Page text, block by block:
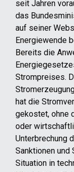
seit Jahren
das
auf seiner
Energiewende
Bereits die
Strompreises.
hat die
gekostet, ohne
oder
Unterbrechung
Sanktionen und
Situation in